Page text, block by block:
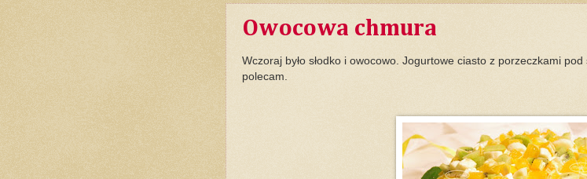
Owocowa chmura
Wczoraj było słodko i owocowo. Jogurtowe ciasto z porzeczkami
polecam.